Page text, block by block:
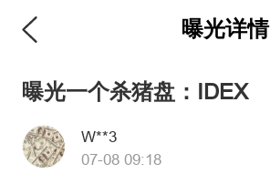
曝光详情
曝光一个杀猪盘：IDEX
W**3
07-08 09:18